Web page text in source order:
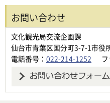
お問い合わせ
文化観光局交流企画課
仙台市青葉区国分町3-7-1市役
電話番号： 022-214-1252